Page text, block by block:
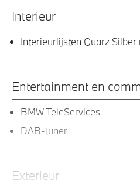
Interieur
Interieurlijsten Quarz
Entertainment en
BMW TeleServices
DAB-tuner
Exterieur